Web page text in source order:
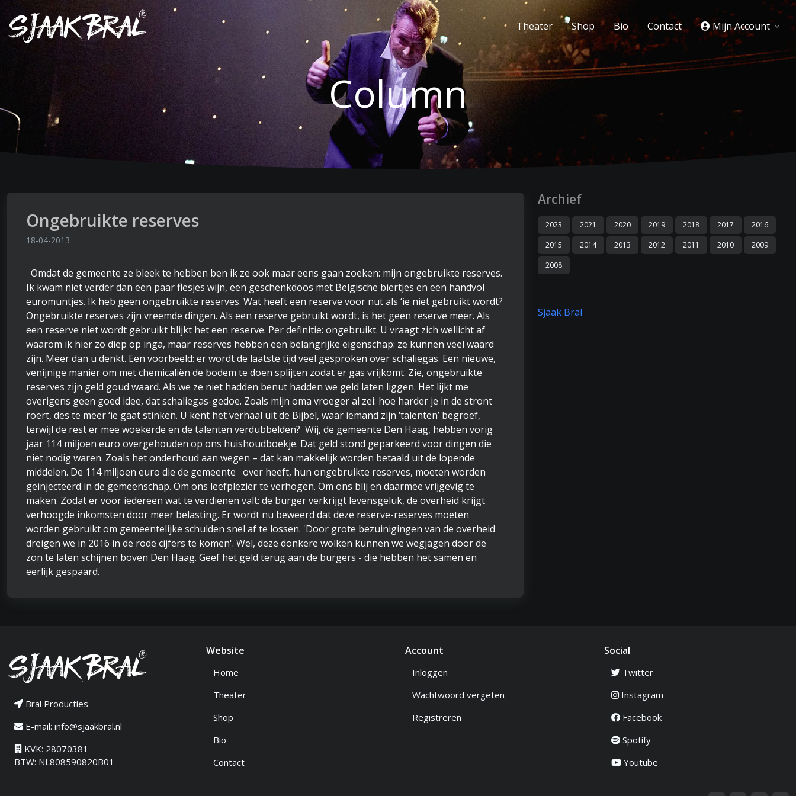
Theater Shop Bio Contact Mijn Account
Column
Ongebruikte reserves
18-04-2013
Omdat de gemeente ze bleek te hebben ben ik ze ook maar eens gaan zoeken: mijn ongebruikte reserves.
Ik kwam niet verder dan een paar flesjes wijn, een geschenkdoos met Belgische biertjes en een handvol
euromuntjes. Ik heb geen ongebruikte reserves. Wat heeft een reserve voor nut als ‘ie niet gebruikt wordt?
Ongebruikte reserves zijn vreemde dingen. Als een reserve gebruikt wordt, is het geen reserve meer. Als
een reserve niet wordt gebruikt blijkt het een reserve. Per definitie: ongebruikt. U vraagt zich wellicht af
waarom ik hier zo diep op inga, maar reserves hebben een belangrijke eigenschap: ze kunnen veel waard
zijn. Meer dan u denkt. Een voorbeeld: er wordt de laatste tijd veel gesproken over schaliegas. Een nieuwe,
venijnige manier om met chemicaliën de bodem te doen splijten zodat er gas vrijkomt. Zie, ongebruikte
reserves zijn geld goud waard. Als we ze niet hadden benut hadden we geld laten liggen. Het lijkt me
overigens geen goed idee, dat schaliegas-gedoe. Zoals mijn oma vroeger al zei: hoe harder je in de stront
roert, des te meer ‘ie gaat stinken. U kent het verhaal uit de Bijbel, waar iemand zijn ‘talenten’ begroef,
terwijl de rest er mee woekerde en de talenten verdubbelden? Wij, de gemeente Den Haag, hebben vorig
jaar 114 miljoen euro overgehouden op ons huishoudboekje. Dat geld stond geparkeerd voor dingen die
niet nodig waren. Zoals het onderhoud aan wegen – dat kan makkelijk worden betaald uit de lopende
middelen. De 114 miljoen euro die de gemeente over heeft, hun ongebruikte reserves, moeten worden
geinjecteerd in de gemeenschap. Om ons leefplezier te verhogen. Om ons blij en daarmee vrijgevig te
maken. Zodat er voor iedereen wat te verdienen valt: de burger verkrijgt levensgeluk, de overheid krijgt
verhoogde inkomsten door meer belasting. Er wordt nu beweerd dat deze reserve-reserves moeten
worden gebruikt om gemeentelijke schulden snel af te lossen. 'Door grote bezuinigingen van de overheid
dreigen we in 2016 in de rode cijfers te komen'. Wel, deze donkere wolken kunnen we wegjagen door de
zon te laten schijnen boven Den Haag. Geef het geld terug aan de burgers - die hebben het samen en
eerlijk gespaard.
Archief
2023 2021 2020 2019 2018 2017
2016
2015
2014 2013 2012 2011 2010
2009
2008
Sjaak Bral
Bral Producties
E-mail: info@sjaakbral.nl
KVK: 28070381
BTW: NL808590820B01
Website
Home
Theater
Shop
Bio
Contact
Account
Inloggen
Wachtwoord vergeten
Registreren
Social
Twitter
Instagram
Facebook
Spotify
Youtube